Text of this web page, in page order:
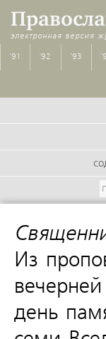
электронная версия
'91 '92 '93
Из
день